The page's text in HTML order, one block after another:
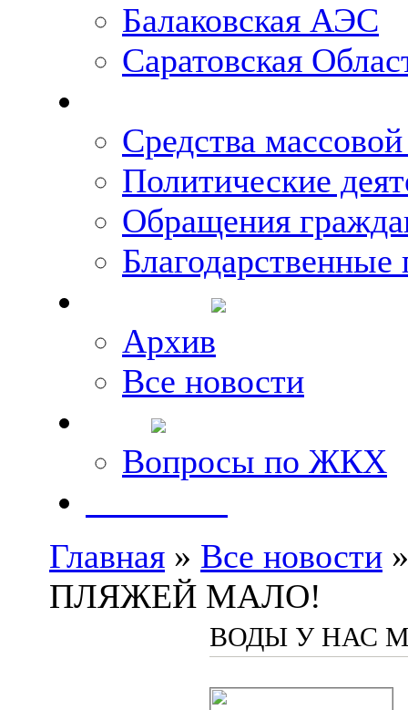
Балаковская АЭС
Саратовская
Средства
Политические
Обращения
Благодарственные
Архив
Все новости
Вопросы по ЖКХ
Главная » Все новости
ПЛЯЖЕЙ МАЛО!
ВОДЫ У НАС